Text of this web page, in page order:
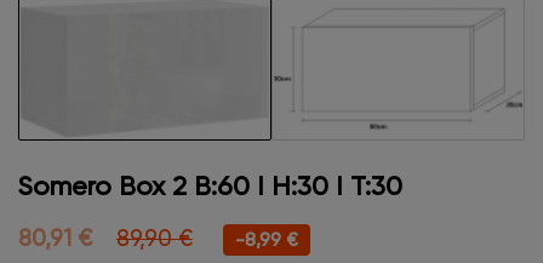
Somero Box 2 B:60 I H:30 I T:30
80,91 € 89,90 € -8,99 €